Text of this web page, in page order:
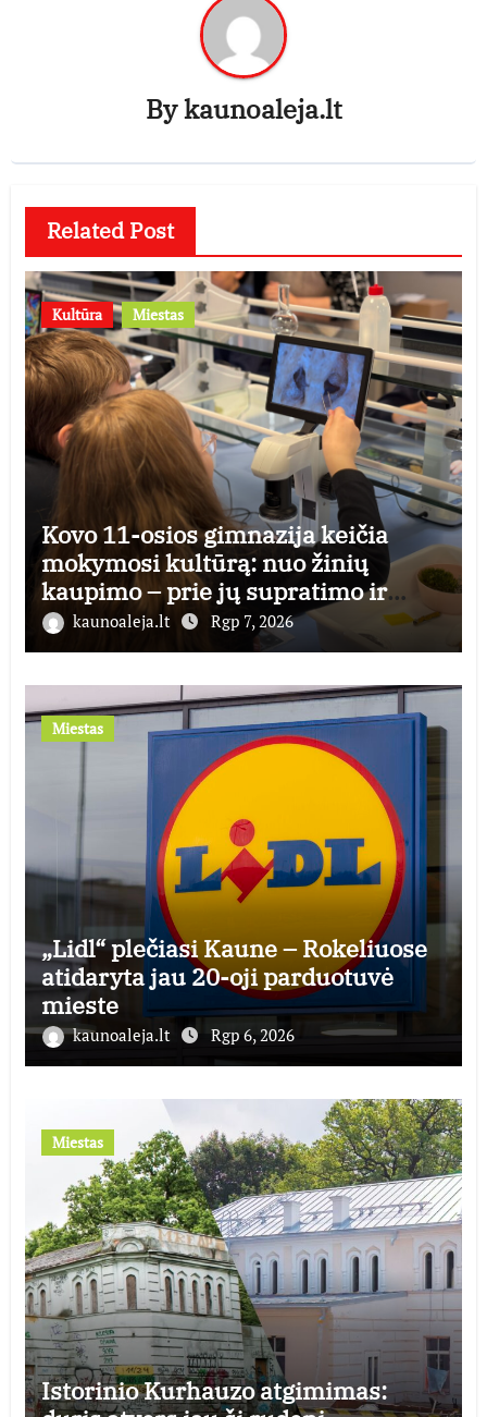
Bykaunoaleja.lt
Related Post
Kultūra Miestas
Kovo 11-osios gimnazija keičia
mokymosi kultūrą: nuo žinių
kaupimo – prie jų supratimo ir
taikymo
kaunoaleja.lt Rgp 7, 2026
Miestas
„Lidl“ plečiasi Kaune – Rokeliuose
atidaryta jau 20-oji parduotuvė
mieste
kaunoaleja.lt Rgp 6, 2026
Miestas
Istorinio Kurhauzo atgimimas: